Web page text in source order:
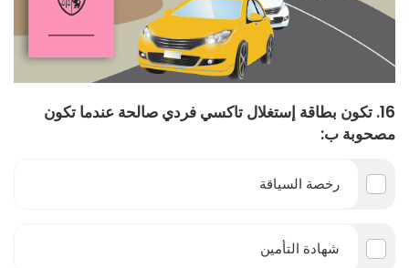
16. تكون بطاقة إستغلال تاكسي فردي صالحة عندما تكون
مصحوبة ب:
رخصة السياقة
شهادة التأمين